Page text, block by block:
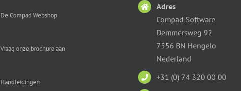
De Compad Webshop
Vraag onze brochure aan
Handleidingen
Adres
Compad Software
Demmersweg 92
7556 BN Hengelo
Nederland
+31 (0) 74 320 00 00